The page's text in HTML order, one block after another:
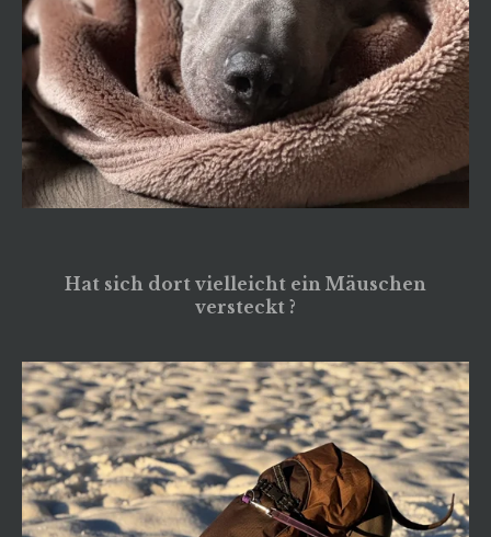
Hat sich dort vielleicht ein Mäuschen
versteckt ?